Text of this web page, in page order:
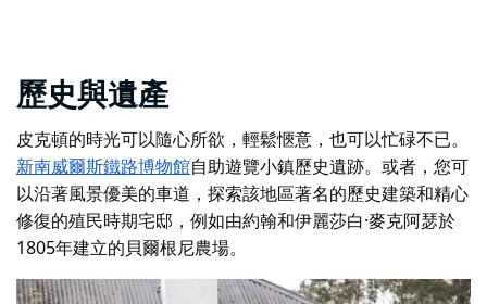
歷史與遺產
皮克頓的時光可以隨心所欲，輕鬆愜意，也可以忙碌不已。
新南威爾斯鐵路博物館自助遊覽小鎮歷史遺跡。或者，您可
以沿著風景優美的車道，探索該地區著名的歷史建築和精心
修復的殖民時期宅邸，例如由約翰和伊麗莎白·麥克阿瑟於
1805年建立的貝爾根尼農場。